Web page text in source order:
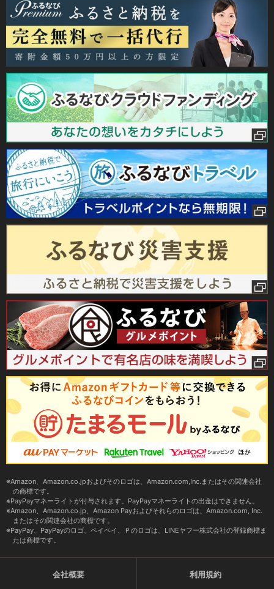
Amazon、Amazon.co.jpおよびそのロゴは、Amazon.com,Inc.またはその関連会社
の商標です。
PayPayマネーライトが付与されます。PayPayマネーライトの出金はできません。
Amazon、Amazon.co.jp、Amazon Payおよびそれらのロゴは、Amazon.com, Inc.
またはその関連会社の商標です。
PayPay、PayPayのロゴ、ペイペイ、Ｐのロゴは、LINEヤフー株式会社の登録商標ま
たは商標です。
会社概要 利用規約